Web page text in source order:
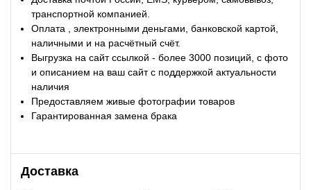
транспортной компанией.
Оплата , электронными деньгами, банковской картой,
наличными и на расчётный счёт.
Выгрузка на сайт ссылкой - более 3000 позиций, с фото
и описанием на ваш сайт с поддержкой актуальности
наличия
Предоставляем живые фотографии товаров
Гарантированная замена брака
Доставка